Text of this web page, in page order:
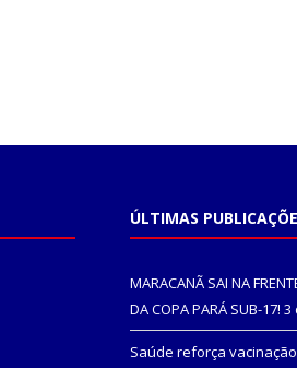
ÚLTIMAS
MARACANÃ SAI NA
DA COPA PARÁ SUB-17! 3
Saúde reforça